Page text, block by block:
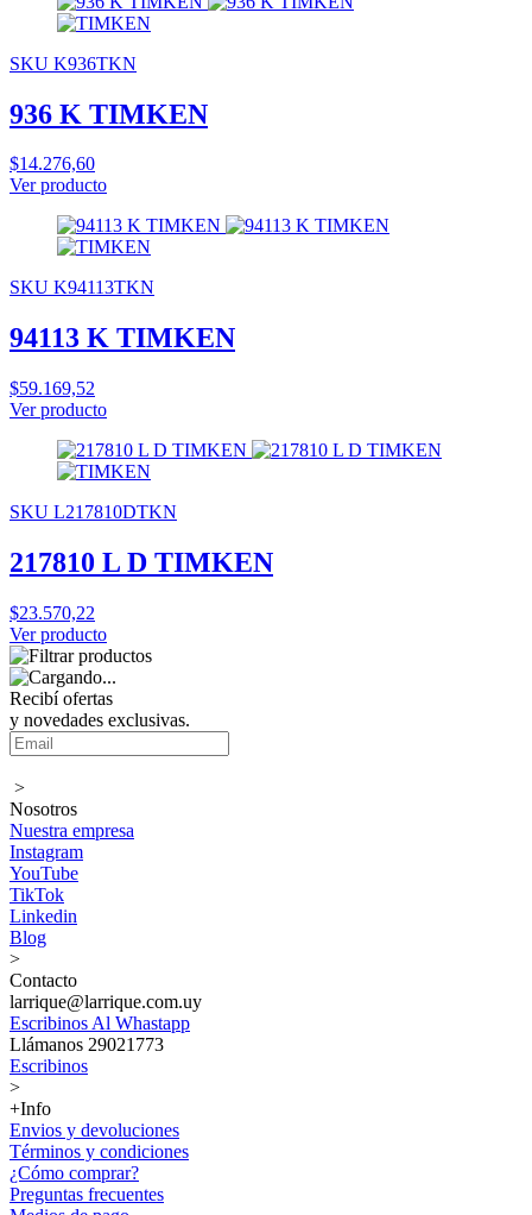
SKU K936TKN
936 K TIMKEN
$14.276,60
Ver producto
SKU K94113TKN
94113 K TIMKEN
$59.169,52
Ver producto
SKU L217810DTKN
217810 L D TIMKEN
$23.570,22
Ver producto
Recibí ofertas
y novedades exclusivas.
>
Nosotros
Nuestra empresa
Instagram
YouTube
TikTok
Linkedin
Blog
>
Contacto
larrique@larrique.com.uy
Escribinos Al Whastapp
Llámanos 29021773
Escribinos
>
+Info
Envios y devoluciones
Términos y condiciones
¿Cómo comprar?
Preguntas frecuentes